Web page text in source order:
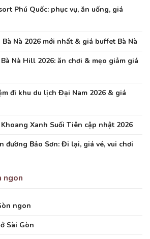
Phú Quốc: phục vụ, ăn uống, giá
Nà 2026 mới nhất & giá buffet Bà Nà
Nà Hill 2026: ăn chơi & mẹo giảm giá
đi khu du lịch Đại Nam 2026 & giá
Xanh Suối Tiên cập nhật 2026
đường Bảo Sơn: Đi lại, giá vé, vui chơi
ngon
ngon
Sài Gòn